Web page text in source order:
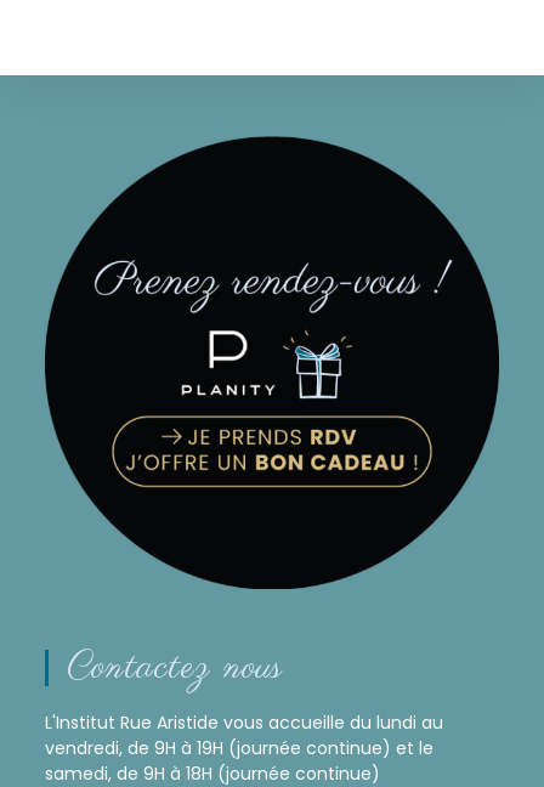
Contactez nous
L'Institut Rue Aristide vous accueille du lundi au
vendredi, de 9H à 19H (journée continue) et le
samedi, de 9H à 18H (journée continue)